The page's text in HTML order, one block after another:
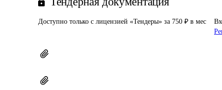
Доступно только с лицензией «Тендеры» за 750 ₽ в мес